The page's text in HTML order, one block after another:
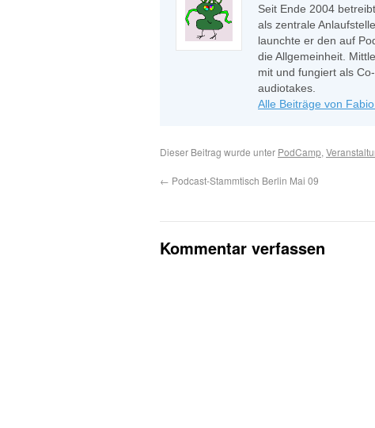
Seit Ende 2004
als zentrale
launchte er den auf
die Allgemeinheit.
mit und fungiert als
audiotakes.
Alle Beiträge von
Dieser Beitrag wurde unter PodCamp,
← Podcast-Stammtisch Berlin Mai 09
Kommentar verfassen